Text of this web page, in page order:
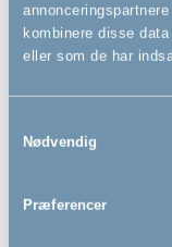
kombinere disse
eller som de har
Nødvendig
Præferencer
Chicco